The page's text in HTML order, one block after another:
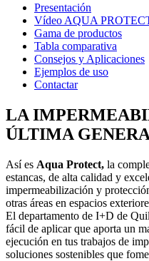
Presentación
Vídeo AQUA
Gama de productos
Tabla comparativa
Consejos y Aplicaciones
Ejemplos de uso
Contactar
LA
ÚLTIMA
Así es Aqua Protect, la
estancas, de alta calidad y
impermeabilización y
otras áreas en espacios
El departamento de I+D de
fácil de aplicar que aporta un
ejecución en tus trabajos de
soluciones sostenibles que